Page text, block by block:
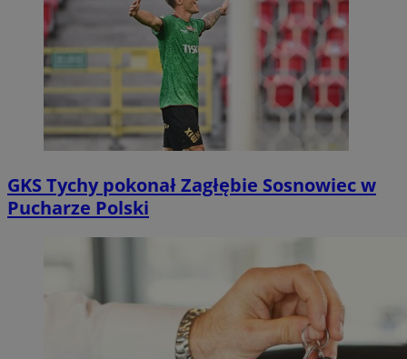
GKS Tychy pokonał Zagłębie Sosnowiec w
Pucharze Polski